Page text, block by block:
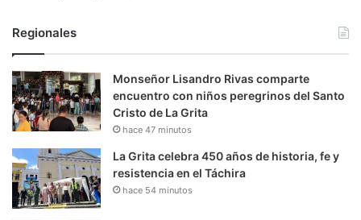
Regionales
Monseñor Lisandro Rivas comparte
encuentro con niños peregrinos del Santo
Cristo de La Grita
hace 47 minutos
La Grita celebra 450 años de historia, fe y
resistencia en el Táchira
hace 54 minutos